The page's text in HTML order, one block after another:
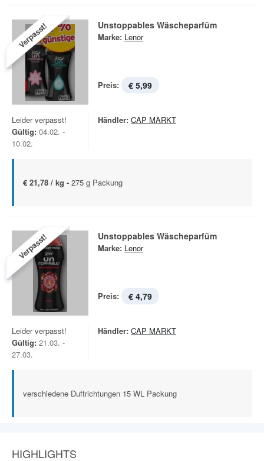
Verpasst! Unstoppables Wäscheparfüm
Marke: Lenor
Preis: € 5,99
Leider verpasst!
Gültig: 04.02. -
10.02.
Händler: CAP MARKT
€ 21,78 / kg - 275 g Packung
Verpasst! Unstoppables Wäscheparfüm
Marke: Lenor
Preis: € 4,79
Leider verpasst!
Gültig: 21.03. -
27.03.
Händler: CAP MARKT
verschiedene Duftrichtungen 15 WL Packung
HIGHLIGHTS